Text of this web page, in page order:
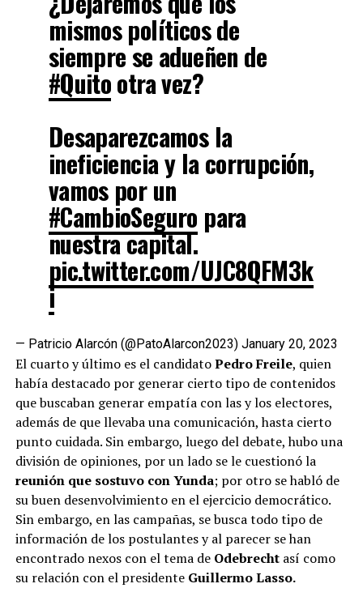
mismos políticos de
siempre se adueñen de
#Quitootra vez?
Desaparezcamos la
ineficiencia y la corrupción,
vamos por un
#CambioSeguro para
nuestra capital.
pic.twitter.com/UJC8QFM3k
i
— Patricio Alarcón (@PatoAlarcon2023) January 20, 2023
El cuarto y último es el candidatoPedro Freile, quien
había destacado por generar cierto tipo de contenidos
que buscaban generar empatía con las y los electores,
además de que llevaba una comunicación, hasta cierto
punto cuidada. Sin embargo, luego del debate, hubo una
división de opiniones, por un lado se le cuestionó la
reunión que sostuvo con Yunda; por otro se habló de
su buen desenvolvimiento en el ejercicio democrático.
Sin embargo, en las campañas, se busca todo tipo de
información de los postulantes y al parecer se han
encontrado nexos con el tema de Odebrecht así como
su relación con el presidente Guillermo Lasso.